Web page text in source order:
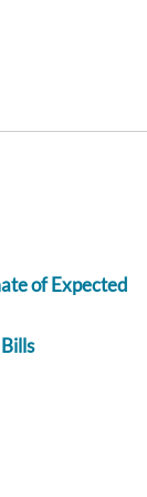
of Expected